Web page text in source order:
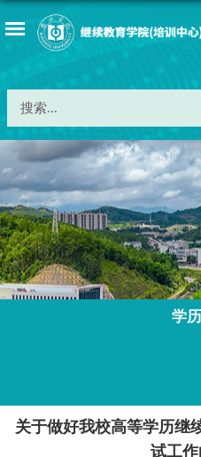
学
关于做好我校高等学历继
试工